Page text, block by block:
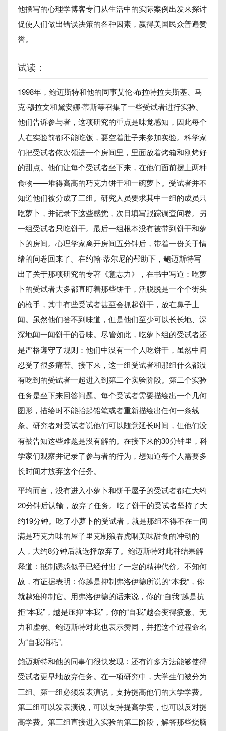
他撰写的心理学博客专门从生活中的实际案例出发来探讨
促使人们做出错误决策的各种因素，赢得美国民众普遍赞
誉。
试读：
1998年，鲍迈斯特和他的同事艾伦·布拉特拉夫斯基、马
克·穆拉文和黛安娜·蒂斯等召集了一些受试者进行实验。
他们告诉参与者，这项研究的重点是味觉感知，因此每个
人在实验前都不能吃饭，要空着肚子来参加实验。科学家
们把受试者依次领进一个房间里，里面放着烤箱和刚烤好
的甜点。他们让每个受试者坐下来，在他们面前摆上两种
食物——堆得高高的巧克力饼干和一碗萝卜。受试者并不
知道他们被分成了三组。研究人员要求其中一组的成员只
吃萝卜，并记录下这些感觉，次日填写跟踪调查问卷。另
一组受试者只吃饼干。最后一组根本没有被带到饼干和萝
卜的房间。心理学家离开房间五分钟后，带着一份关于情
绪的问卷回来了。在约翰·蒂尔尼的帮助下，鲍迈斯特写
出了关于那项研究的专著《意志力》，在书中写道：吃萝
卜的受试者大多都直盯着那些饼干，活脱脱是一个个街头
的枪手，其中有些受试者甚至会抓起饼干，放在鼻子上
闻。虽然他们尝不到味道，但是他们至少可以长长地、深
深地闻一闻饼干的香味。尽管如此，吃萝卜组的受试者还
是严格遵守了规则：他们中没有一个人吃饼干，虽然中间
忍受了很多痛苦。接下来，这一组受试者和那组什么都没
有吃到的受试者一起进入到第二个实验阶段。第二个实验
任务是坐下来回答问题。每个受试者需要描绘出一个几何
图形，描绘时不能抬起铅笔或者重新描绘出任何一条线
条。研究者对受试者说他们可以随意延长时间，但他们没
有被告知这些难题是没有解的。在接下来的30分钟里，科
学家们观察并记录了参与者的行为，想知道每个人需要多
长时间才放弃这个任务。
平均而言，没有进入小萝卜和饼干屋子的受试者都在大约
20分钟后认输，放弃了任务。吃了饼干的受试者坚持了大
约19分钟。吃了小萝卜的受试者，就是那组不得不在一间
满是巧克力味的屋子里克制狼吞虎咽美味甜食的冲动的
人，大约8分钟后就选择放弃了。鲍迈斯特对此种结果解
释道：抵制诱惑似乎已经付出了一定的精神代价。不知何
故，有证据表明：你越是抑制弗洛伊德所说的“本我”，你
就越难抑制它。用弗洛伊德的话来说，你的“自我”越是抗
拒“本我”，越是压抑“本我”，你的“自我”越会变得疲惫、无
力和虚弱。鲍迈斯特对此也表示赞同，并把这个过程命名
为“自我消耗”。
鲍迈斯特和他的同事们很快发现：还有许多方法能够使得
受试者更早地放弃任务。在一项研究中，大学生们被分为
三组。第一组必须发表演说，支持提高他们的大学学费。
第二组可以发表演说，可以支持提高学费，也可以反对提
高学费。第三组直接进入实验的第二阶段，解答那些烧脑